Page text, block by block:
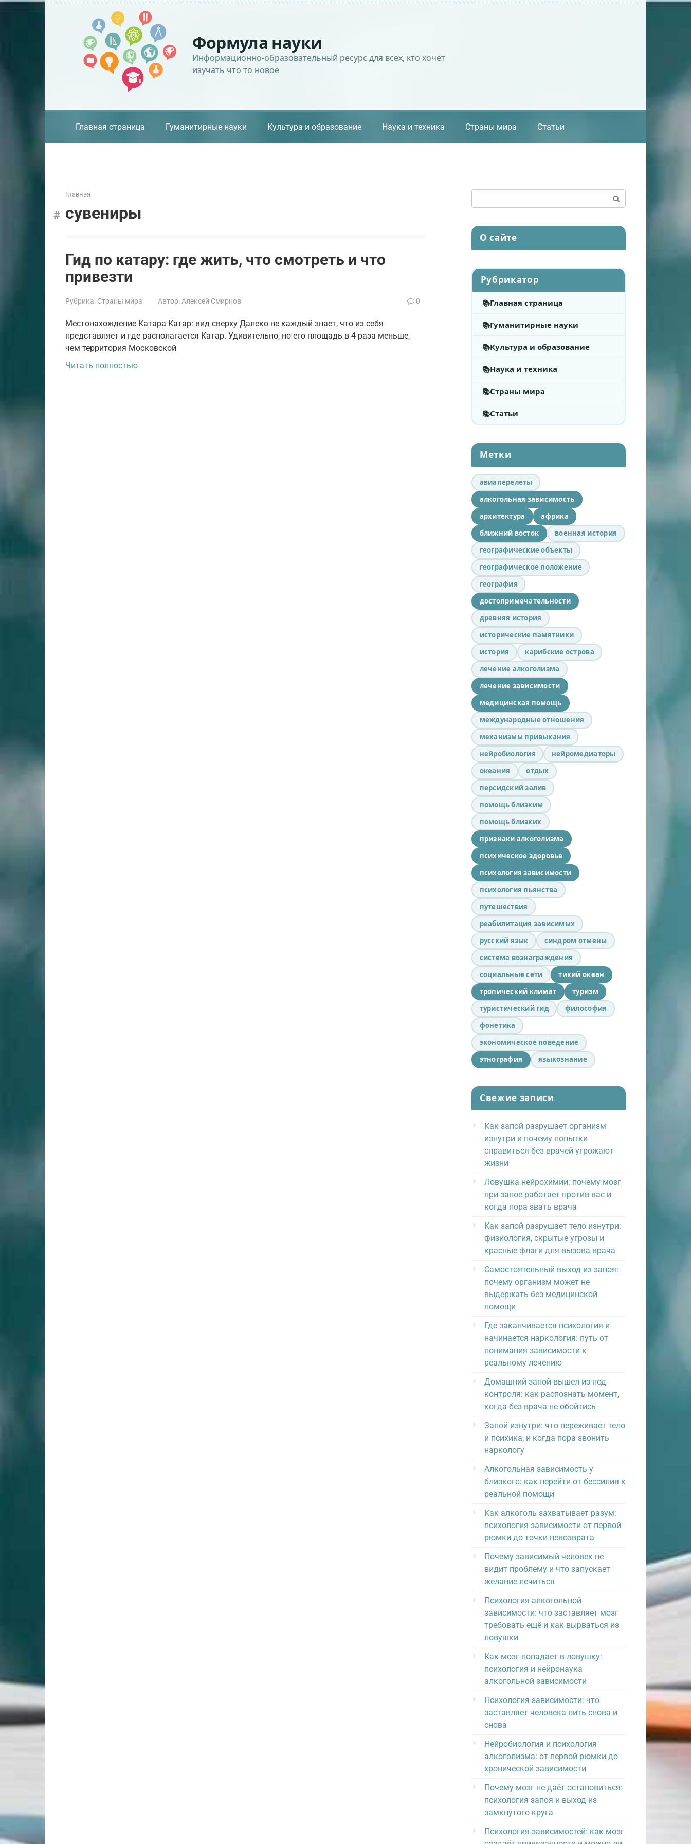
Перейти
Формула науки
Информационно-образовательный ресурс для всех, кто хочет
изучать что то новое
Главная страница Гуманитирные науки Культура и образование Наука и техника Страны мира Статьи
Главная
сувениры
Гид по катару: где жить, что смотреть и что
привезти
Рубрика: Страны мира Автор: Алексей Смирнов 0
Местонахождение Катара Катар: вид сверху Далеко не каждый знает, что из себя
представляет и где располагается Катар. Удивительно, но его площадь в 4 раза меньше,
чем территория Московской
Читать полностью
О сайте
Рубрикатор
Главная страница
Гуманитирные науки
Культура и образование
Наука и техника
Страны мира
Статьи
Метки
авиаперелеты
алкогольная зависимость
архитектура
африка
ближний восток
военная история
географические объекты
географическое положение
география
достопримечательности
древняя история
исторические памятники
история
карибские острова
лечение алкоголизма
лечение зависимости
медицинская помощь
международные отношения
механизмы привыкания
нейробиология
нейромедиаторы
океания
отдых
персидский залив
помощь близким
помощь близких
признаки алкоголизма
психическое здоровье
психология зависимости
психология пьянства
путешествия
реабилитация зависимых
русский язык
синдром отмены
система вознаграждения
социальные сети
тихий океан
тропический климат
туризм
туристический гид
философия
фонетика
экономическое поведение
этнография
языкознание
Свежие записи
Как запой разрушает организм
изнутри и почему попытки
справиться без врачей угрожают
жизни
Ловушка нейрохимии: почему мозг
при запое работает против вас и
когда пора звать врача
Как запой разрушает тело изнутри:
физиология, скрытые угрозы и
красные флаги для вызова врача
Самостоятельный выход из запоя:
почему организм может не
выдержать без медицинской
помощи
Где заканчивается психология и
начинается наркология: путь от
понимания зависимости к
реальному лечению
Домашний запой вышел из-под
контроля: как распознать момент,
когда без врача не обойтись
Запой изнутри: что переживает тело
и психика, и когда пора звонить
наркологу
Алкогольная зависимость у
близкого: как перейти от бессилия к
реальной помощи
Как алкоголь захватывает разум:
психология зависимости от первой
рюмки до точки невозврата
Почему зависимый человек не
видит проблему и что запускает
желание лечиться
Психология алкогольной
зависимости: что заставляет мозг
требовать ещё и как вырваться из
ловушки
Как мозг попадает в ловушку:
психология и нейронаука
алкогольной зависимости
Психология зависимости: что
заставляет человека пить снова и
снова
Нейробиология и психология
алкоголизма: от первой рюмки до
хронической зависимости
Почему мозг не даёт остановиться:
психология запоя и выход из
замкнутого круга
Психология зависимостей: как мозг